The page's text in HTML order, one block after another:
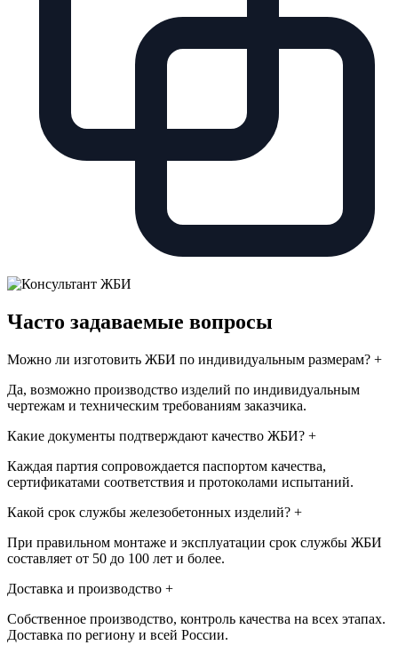
Часто задаваемые вопросы
Можно ли изготовить ЖБИ по индивидуальным размерам? +
Да, возможно производство изделий по индивидуальным
чертежам и техническим требованиям заказчика.
Какие документы подтверждают качество ЖБИ? +
Каждая партия сопровождается паспортом качества,
сертификатами соответствия и протоколами испытаний.
Какой срок службы железобетонных изделий? +
При правильном монтаже и эксплуатации срок службы ЖБИ
составляет от 50 до 100 лет и более.
Доставка и производство +
Собственное производство, контроль качества на всех этапах.
Доставка по региону и всей России.